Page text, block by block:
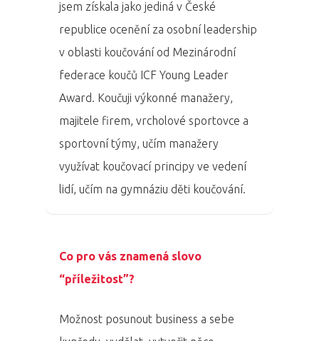
jsem získala jako jediná v České
republice ocenění za osobní leadership
v oblasti koučování od Mezinárodní
federace koučů ICF Young Leader
Award. Koučuji výkonné manažery,
majitele firem, vrcholové sportovce a
sportovní týmy, učím manažery
využívat koučovací principy ve vedení
lidí, učím na gymnáziu děti koučování.
Co pro vás znamená slovo
“příležitost”?
Možnost posunout business a sebe
PRO MÉDIA
Domů